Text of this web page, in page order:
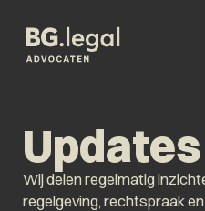
Updates
Wij delen regelmatig
regelgeving, rechtspraak